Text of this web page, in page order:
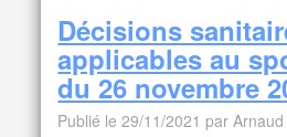
Décisions
applicables au
du 26 novembre
Publié le 29/11/2021 par